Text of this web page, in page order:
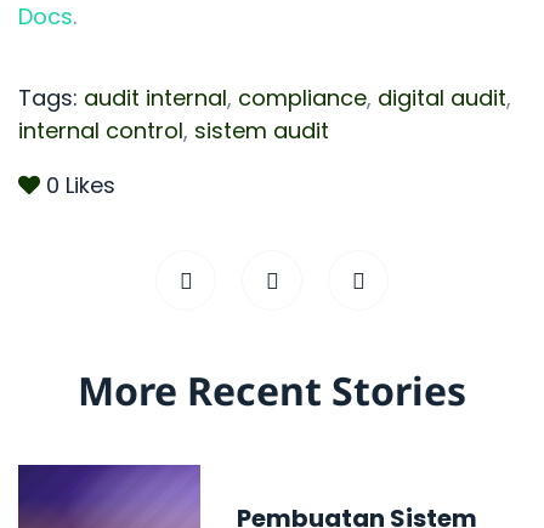
Docs.
Tags: audit internal, compliance, digital audit,
internal control, sistem audit
0 Likes
More Recent Stories
Pembuatan Sistem